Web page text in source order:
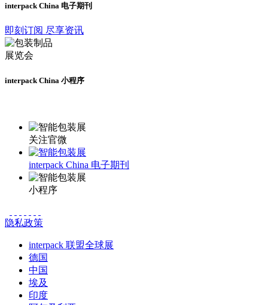
interpack China 电子期刊
即刻订阅 尽享资讯
interpack China 小程序
关注官微
interpack China 电子期刊
小程序
隐私政策
interpack 联盟全球展
德国
中国
埃及
印度